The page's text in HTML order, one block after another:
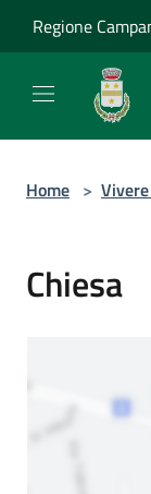
Regione
Home >
Chiesa